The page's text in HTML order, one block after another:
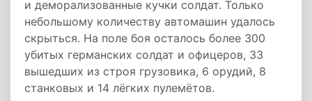
и деморализованные кучки солдат. Только
небольшому количеству автомашин удалось
скрыться. На поле боя осталось более 300
убитых германских солдат и офицеров, 33
вышедших из строя грузовика, 6 орудий, 8
станковых и 14 лёгких пулемётов.